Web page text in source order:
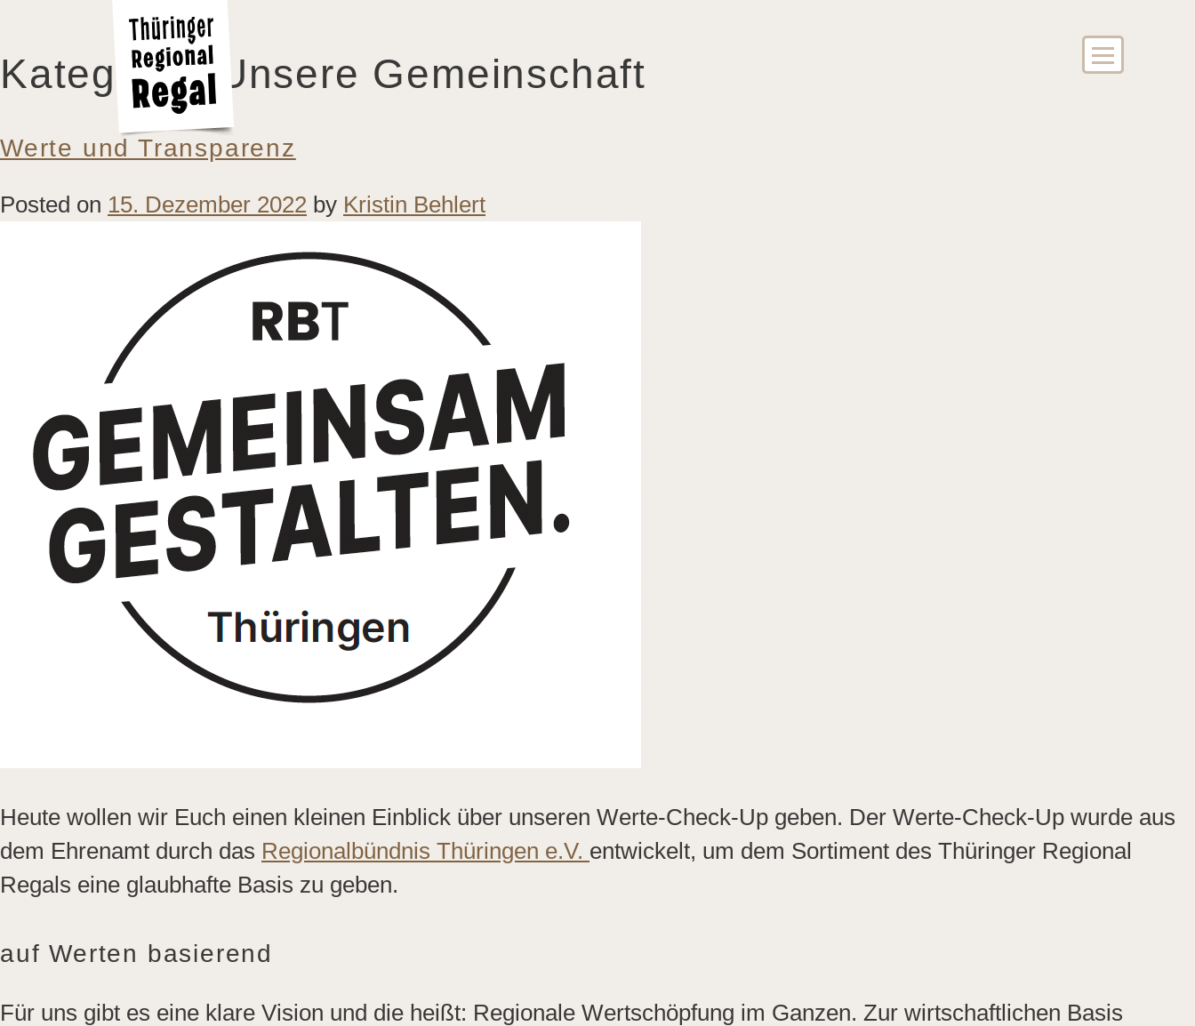
Kategorie: Unsere Gemeinschaft
Werte und Transparenz
Posted on 15. Dezember 2022 by Kristin Behlert
Heute wollen wir Euch einen kleinen Einblick über unseren Werte-Check-Up geben. Der Werte-Check-Up wurde aus
dem Ehrenamt durch das Regionalbündnis Thüringen e.V. entwickelt, um dem Sortiment des Thüringer Regional
Regals eine glaubhafte Basis zu geben.
auf Werten basierend
Für uns gibt es eine klare Vision und die heißt: Regionale Wertschöpfung im Ganzen. Zur wirtschaftlichen Basis